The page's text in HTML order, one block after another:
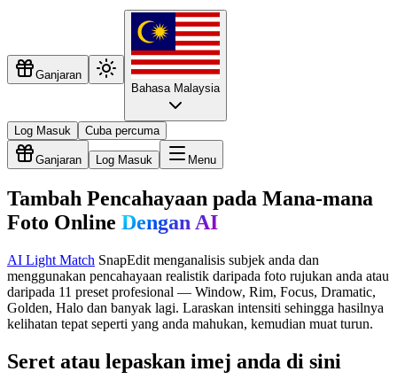
Ganjaran
Bahasa Malaysia
Log Masuk Cuba percuma
Ganjaran Log Masuk Menu
Tambah Pencahayaan pada Mana-mana
Foto Online Dengan AI
AI Light Match SnapEdit menganalisis subjek anda dan
menggunakan pencahayaan realistik daripada foto rujukan anda atau
daripada 11 preset profesional — Window, Rim, Focus, Dramatic,
Golden, Halo dan banyak lagi. Laraskan intensiti sehingga hasilnya
kelihatan tepat seperti yang anda mahukan, kemudian muat turun.
Seret atau lepaskan imej anda di sini